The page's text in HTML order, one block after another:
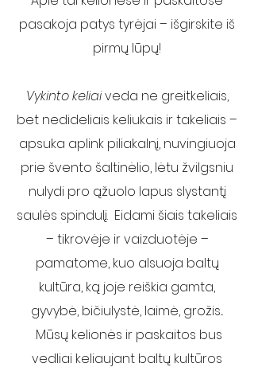
pasakoja patys tyrėjai – išgirskite iš
pirmų lūpų!
Vykinto keliaiveda ne greitkeliais,
bet nedideliais keliukais ir takeliais –
apsuka aplink piliakalnį, nuvingiuoja
prie švento šaltinėlio, lėtu žvilgsniu
nulydi pro ąžuolo lapus slystantį
saulės spindulį. Eidami šiais takeliais
– tikrovėje ir vaizduotėje –
pamatome, kuo alsuoja baltų
kultūra, ką joje reiškia gamta,
gyvybė, bičiulystė, laimė, grožis...
Mūsų kelionės ir paskaitos bus
vedliai keliaujant baltų kultūros